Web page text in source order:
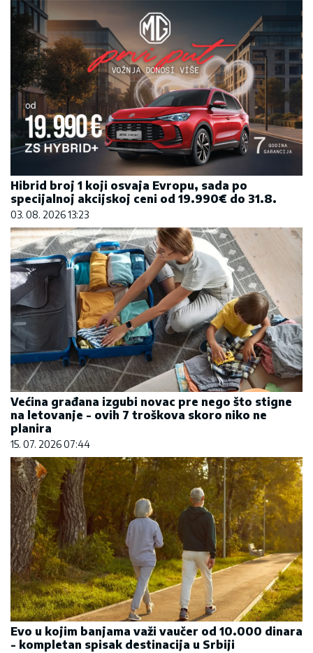
Hibrid broj 1 koji osvaja Evropu, sada po
specijalnoj akcijskoj ceni od 19.990€ do 31.8.
03. 08. 2026 13:23
Većina građana izgubi novac pre nego što stigne
na letovanje - ovih 7 troškova skoro niko ne
planira
15. 07. 2026 07:44
Evo u kojim banjama važi vaučer od 10.000 dinara
- kompletan spisak destinacija u Srbiji